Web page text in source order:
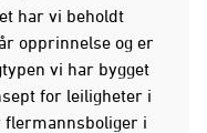
har vi beholdt
opprinnelse og er
vi har bygget
for leiligheter i
flermannsboliger i